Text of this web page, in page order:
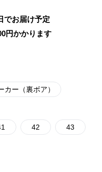
でお届け予定
円かかります
カー（裏ボア）
42 43